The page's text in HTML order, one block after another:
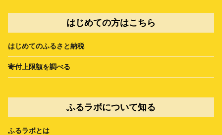
はじめての方はこちら
はじめてのふるさと納税
寄付上限額を調べる
ふるラボについて知る
ふるラボとは